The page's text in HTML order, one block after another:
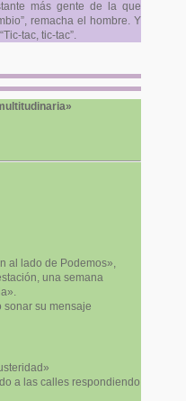
más gente de la que
remacha el hombre. Y
tac, tic-tac”.
al lado de Podemos»,
una semana
su mensaje
a las calles respondiendo